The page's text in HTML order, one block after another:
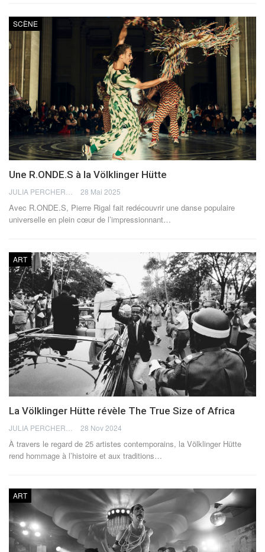
SCÈNE
Une R.ONDE.S à la Völklinger Hütte
28 Mai 2025
Avec R.ONDE.S, Pierre Rigal fait redécouvrir une danse populaire
universelle en plein cœur de l’impressionnant…
ART
La Völklinger Hütte révèle The True Size of Africa
28 Nov 2024
À travers le regard de 25 artistes contemporains, la Völklinger Hütte
rend hommage à l’histoire et aux traditions…
ART